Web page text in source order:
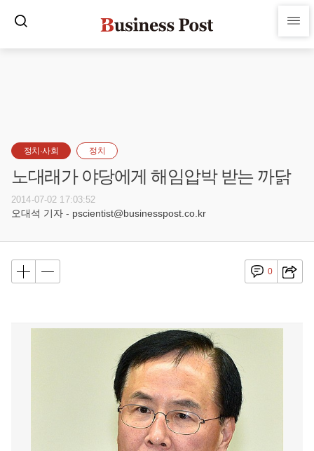
정치·사회 정치
노대래가 야당에게 해임압박 받는 까닭
2014-07-02 17:03:52
오대석 기자 - pscientist@businesspost.co.kr
0